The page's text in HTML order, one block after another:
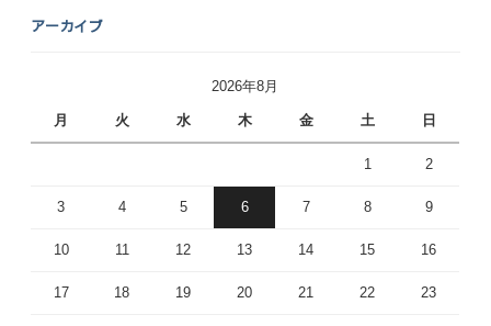
アーカイブ
2026年8月
月 火 水 木 金 土 日
1 2
3 4 5 6 7 8 9
10 11 12 13 14 15 16
17 18 19 20 21 22 23